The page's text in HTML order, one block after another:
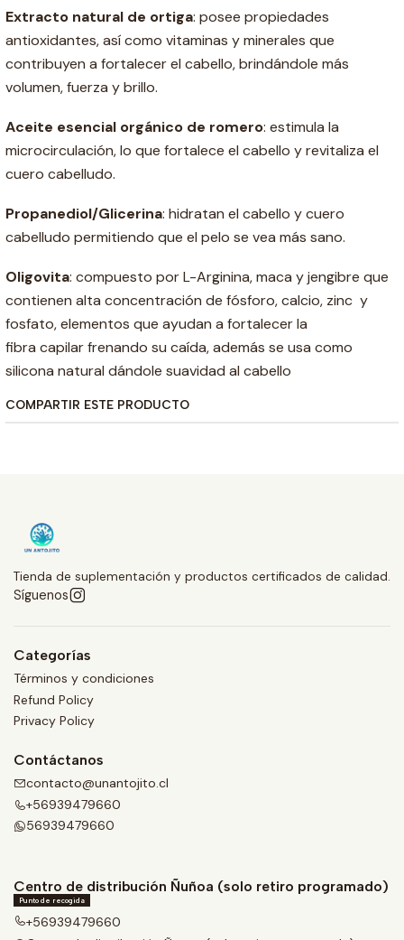
Extracto natural de ortiga: posee propiedades
antioxidantes, así como vitaminas y minerales que
contribuyen a fortalecer el cabello, brindándole más
volumen, fuerza y brillo.
Aceite esencial orgánico de romero: estimula la
microcirculación, lo que fortalece el cabello y revitaliza el
cuero cabelludo.
Propanediol/Glicerina: hidratan el cabello y cuero
cabelludo permitiendo que el pelo se vea más sano.
Oligovita: compuesto por L-Arginina, maca y jengibre que
contienen alta concentración de fósforo, calcio, zinc y
fosfato, elementos que ayudan a fortalecer la
fibra capilar frenando su caída, además se usa como
silicona natural dándole suavidad al cabello
COMPARTIR ESTE PRODUCTO
Tienda de suplementación y productos certificados de calidad.
Síguenos
Categorías
Términos y condiciones
Refund Policy
Privacy Policy
Contáctanos
contacto@unantojito.cl
+56939479660
56939479660
Centro de distribución Ñuñoa (solo retiro programado)
Punto de recogida
+56939479660